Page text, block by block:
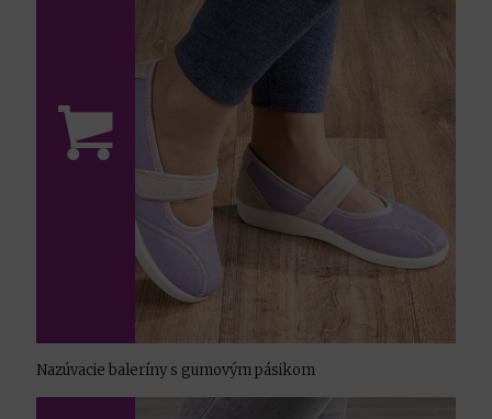
Nazúvacie baleríny s gumovým pásikom